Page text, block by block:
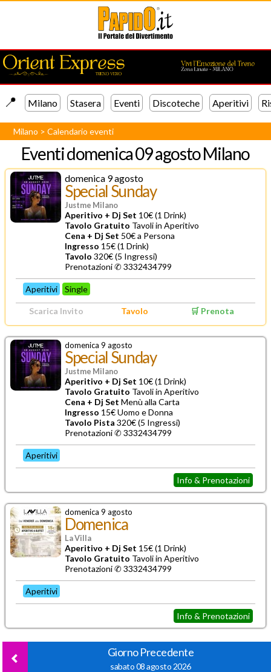
📍️ Milano Stasera Eventi Discoteche Aperitivi
Milano >Calendario eventi
Eventidomenica 09 agosto Milano
domenica 9 agosto
Special Sunday
Justme Milano
Aperitivo + Dj Set 10€ (1 Drink)
Tavolo Gratuito Tavoli in Aperitivo
Cena + Dj Set 50€ a Persona
Ingresso 15€ (1 Drink)
Tavolo 320€ (5 Ingressi)
Prenotazioni ✆ 3332434799
Aperitivi Single
Scarica Invito Tavolo 🛒 Prenota
domenica 9 agosto
Special Sunday
Justme Milano
Aperitivo + Dj Set 10€ (1 Drink)
Tavolo Gratuito Tavoli in Aperitivo
Cena + Dj Set Menù alla Carta
Ingresso 15€ Uomo e Donna
Tavolo Pista 320€ (5 Ingressi)
Prenotazioni ✆ 3332434799
Aperitivi
Info & Prenotazioni
domenica 9 agosto
Domenica
La Villa
Aperitivo + Dj Set 15€ (1 Drink)
Tavolo Gratuito Tavoli in Aperitivo
Prenotazioni ✆ 3332434799
Aperitivi
Info & Prenotazioni
Giorno Precedente
sabato 08 agosto 2026